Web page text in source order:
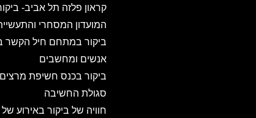
קראון פלזה תל אביב-
המועדון המסחרי
ביקור במתחם חיל הקשר
אנשים ומחשבים
ביקור בכנס חשיפת
סגולת החשיבה
חוויה של ביקור באירוע